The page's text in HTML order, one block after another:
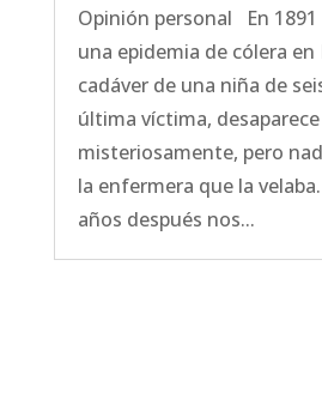
Opinión personal En 1891
una epidemia de cólera en
cadáver de una niña de
última víctima,
misteriosamente, pero
la enfermera que la
años después nos...